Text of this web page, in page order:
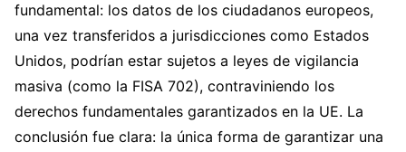
fundamental: los datos de los ciudadanos europeos,
una vez transferidos a jurisdicciones como Estados
Unidos, podrían estar sujetos a leyes de vigilancia
masiva (como la FISA 702), contraviniendo los
derechos fundamentales garantizados en la UE. La
conclusión fue clara: la única forma de garantizar una